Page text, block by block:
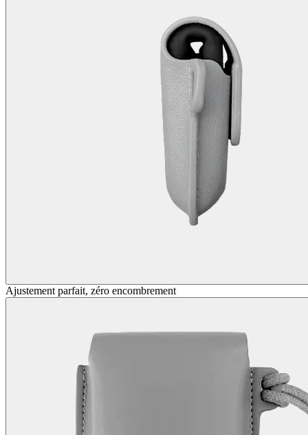
Ajustement parfait, zéro encombrement